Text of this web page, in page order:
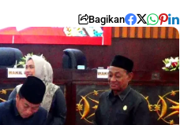
Bagikan